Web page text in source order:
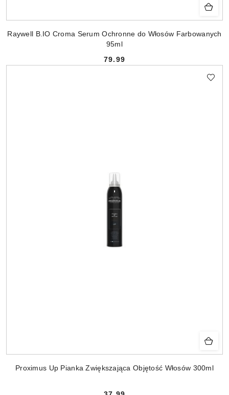
Raywell B.IO Croma Serum Ochronne do Włosów Farbowanych
95ml
Cena:
79.99
Proximus Up Pianka Zwiększająca Objętość Włosów 300ml